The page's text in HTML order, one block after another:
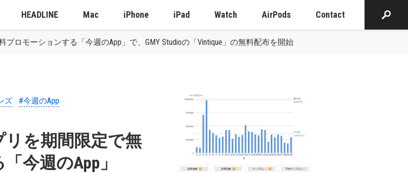
HEADLINE Mac iPhone iPad Watch AirPods Contact
ロモーションする「今週のApp」で、GMY Studioの「Vintique」の無料配布を開始
ズ #今週のApp
を期間限定で無
今週のApp」